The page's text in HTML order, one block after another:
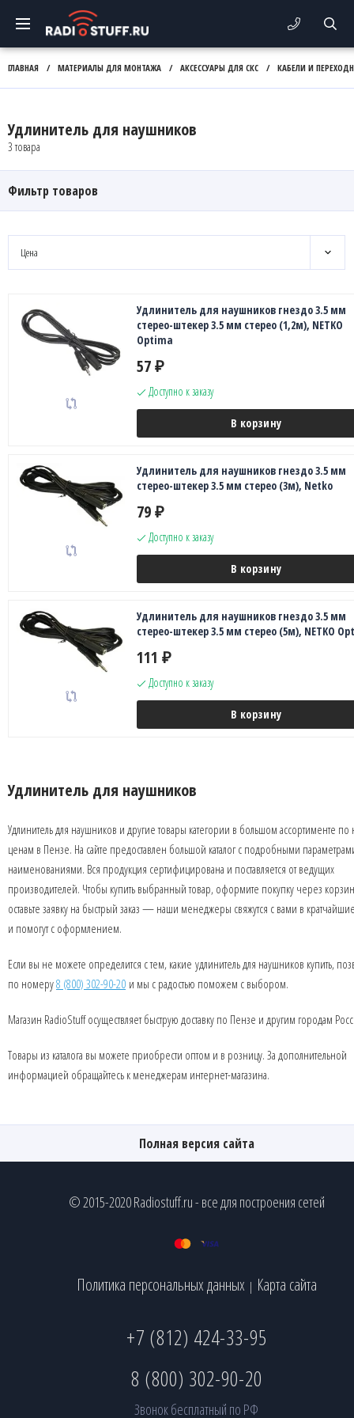
ГЛАВНАЯ / МАТЕРИАЛЫ ДЛЯ МОНТАЖА / АКСЕССУАРЫ ДЛЯ СКС / КАБЕЛИ И
Удлинитель для наушников
3 товара
Фильтр товаров
Цена
Удлинитель для наушников гнездо 3.5 мм
стерео-штекер 3.5 мм стерео (1,2м), NETKO
Optima
57 ₽
Доступно к заказу
В корзину
Удлинитель для наушников гнездо 3.5 мм
стерео-штекер 3.5 мм стерео (3м), Netko
79 ₽
Доступно к заказу
В корзину
Удлинитель для наушников гнездо 3.5 мм
стерео-штекер 3.5 мм стерео (5м), NETKO
111 ₽
Доступно к заказу
В корзину
Удлинитель для наушников
Удлинитель для наушников и другие товары категории в большом ассортименте
ценам в Пензе. На сайте предоставлен большой каталог с подробными
наименованиями. Вся продукция сертифицирована и поставляется от ведущих
производителей. Чтобы купить выбранный товар, оформите покупку через
оставьте заявку на быстрый заказ — наши менеджеры свяжутся с вами в
и помогут с оформлением.
Если вы не можете определится с тем, какие удлинитель для наушников купить,
по номеру8 (800) 302-90-20 и мы с радостью поможем с выбором.
Магазин RadioStuff осуществляет быструю доставку по Пензе и другим городам
Товары из каталога вы можете приобрести оптом и в розницу. За дополнительной
информацией обращайтесь к менеджерам интернет-магазина.
Полная версия сайта
© 2015-2020 Radiostuff.ru - все для построения сетей
Политика персональных данных | Карта сайта
+7 (812) 424-33-95
8 (800) 302-90-20
Звонок бесплатный по РФ